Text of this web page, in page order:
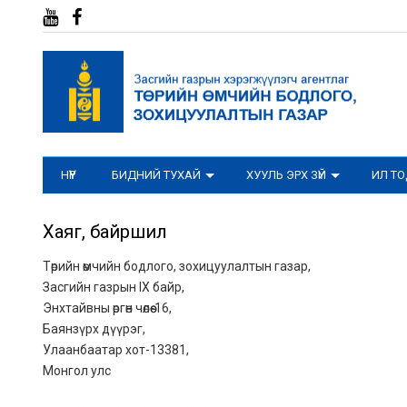
НҮҮР БИДНИЙ ТУХАЙ ХУУЛЬ ЭРХ ЗҮЙ ИЛ
Хаяг, байршил
Төрийн өмчийн бодлого, зохицуулалтын газар,
Засгийн газрын IX байр,
Энхтайвны өргөн чөлөө-16,
Баянзүрх дүүрэг,
Улаанбаатар хот-13381,
Монгол улс